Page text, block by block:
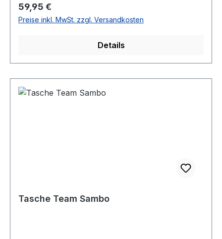
Regulärer Preis:
59,95 €
Preise inkl. MwSt. zzgl. Versandkosten
Details
Tasche Team Sambo